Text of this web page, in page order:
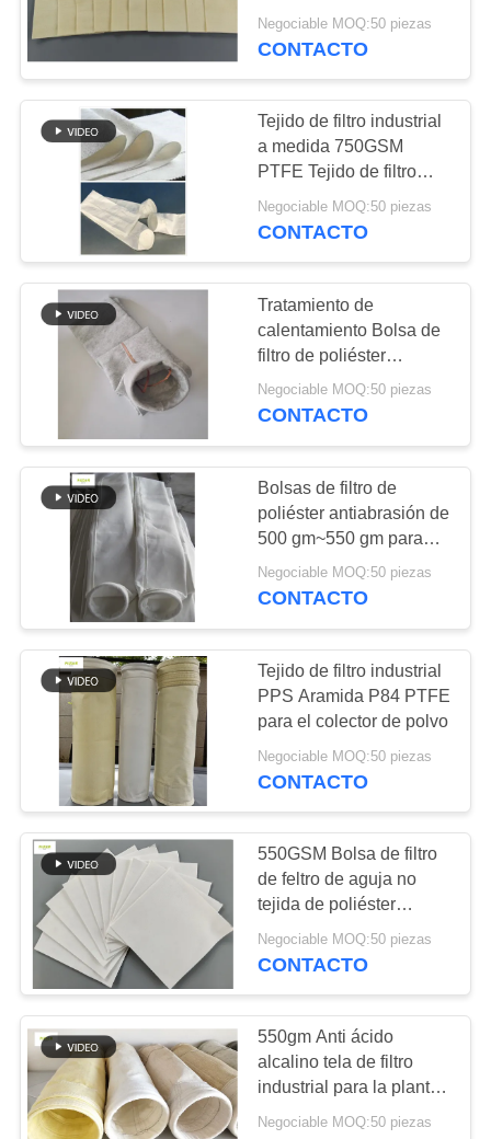
NOTICIAS
PIDA
UNA
MAPA
DEL
SITIO
POLÍTICA
PRIVACIDAD
bolsa de filtro de
líquido
bolsas de filtro de
fibra de vidrio
Bolsa de filtro de
PTFE
45
Bolsas de filtro de la
casa de bolsas
53
Bolsas de filtro de
fieltro
44
cemento de acero de
potencia
Negociable MOQ:50 piezas
CONTACTO
Tejido de filtro industrial
a medida 750GSM
PTFE Tejido de filtro
PTFE Baja tasa de
contracción
Negociable MOQ:50 piezas
CONTACTO
Tratamiento de
calentamiento Bolsa de
filtro de poliéster
antiestática
Negociable MOQ:50 piezas
CONTACTO
Bolsas de filtro de
poliéster antiabrasión de
500 gm~550 gm para
filtros de tratamiento de
aceite
Negociable MOQ:50 piezas
CONTACTO
Tejido de filtro industrial
PPS Aramida P84 PTFE
para el colector de polvo
Negociable MOQ:50 piezas
CONTACTO
550GSM Bolsa de filtro
de feltro de aguja no
tejida de poliéster
antiácido tamaño
130mmX2500mm
Negociable MOQ:50 piezas
CONTACTO
550gm Anti ácido
alcalino tela de filtro
industrial para la planta
de cemento
Negociable MOQ:50 piezas